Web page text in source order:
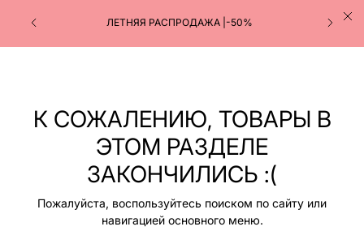
ЛЕТНЯЯ РАСПРОДАЖА |-50%
К СОЖАЛЕНИЮ, ТОВАРЫ В
ЭТОМ РАЗДЕЛЕ
ЗАКОНЧИЛИСЬ :(
Пожалуйста, воспользуйтесь поиском по сайту или
навигацией основного меню.